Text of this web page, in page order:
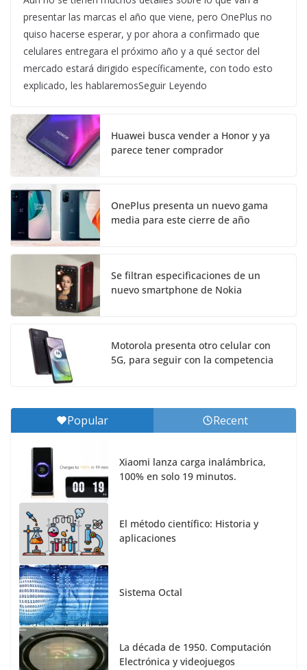
presentar las marcas el año que viene, pero OnePlus no
quiso hacerse esperar, y por ahora a confirmado que
celulares entregara el próximo año y a qué sector del
mercado estará dirigido específicamente, con todo esto
explicado, les hablaremosSeguir Leyendo
Huawei busca vender a Honor y ya
parece tener comprador
OnePlus presenta un nuevo gama
media para este cierre de año
Se filtran especificaciones de un
nuevo smartphone de Nokia
Motorola presenta otro celular con
5G, para seguir con la competencia
Popular Recent
Xiaomi lanza carga inalámbrica,
100% en solo 19 minutos.
El método científico: Historia y
aplicaciones
Sistema Octal
La década de 1950. Computación
Electrónica y videojuegos